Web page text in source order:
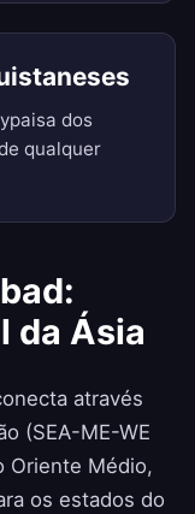
dos
qualquer
da Ásia
através
(SEA-ME-WE
Oriente Médio,
os estados do